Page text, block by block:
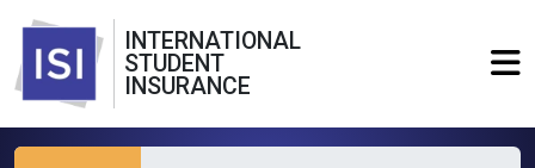
INTERNATIONAL
STUDENT
INSURANCE